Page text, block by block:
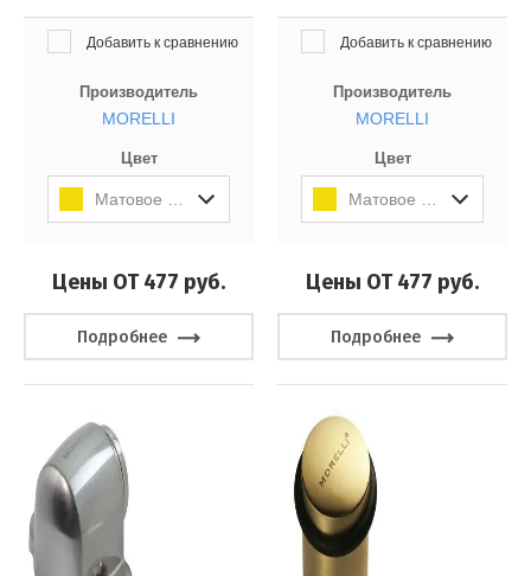
Добавить к сравнению
Производитель
MORELLI
Цвет
Цены ОТ 477 руб.
Подробнее
Добавить к сравнению
Производитель
MORELLI
Цвет
Цены ОТ 477 руб.
Подробнее